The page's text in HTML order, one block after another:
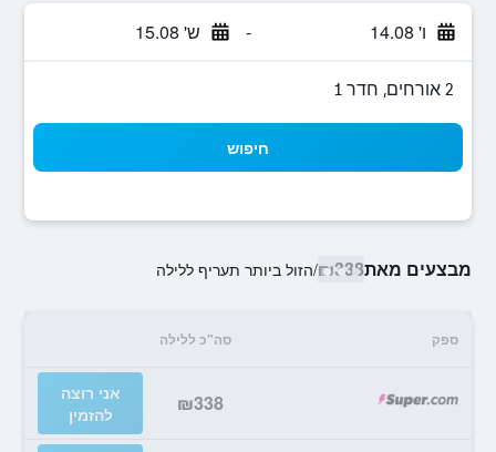
ו' 14.08 - ש' 15.08
2 אורחים, חדר 1
חיפוש
מבצעים מאת₪338
/הזול ביותר תעריף ללילה
ספק סה"כ ללילה
₪338
אני רוצה
להזמין